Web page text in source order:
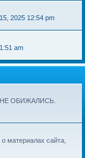
2025 12:54 pm
am
ОБИЖАЛИСЬ.
материалах сайта,